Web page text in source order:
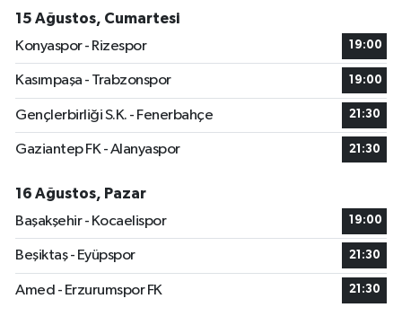
15 Ağustos, Cumartesi
Konyaspor - Rizespor
19:00
Kasımpaşa - Trabzonspor 19:00
Gençlerbirliği S.K. - Fenerbahçe 21:30
Gaziantep FK - Alanyaspor 21:30
16 Ağustos, Pazar
Başakşehir - Kocaelispor
19:00
Beşiktaş - Eyüpspor 21:30
Amed - Erzurumspor FK 21:30